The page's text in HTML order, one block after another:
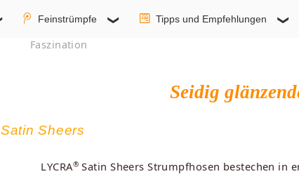
Feinstrümpfe Tipps und Empfehlungen
Faszination
Seidig
Satin Sheers
LYCRA® Satin Sheers Strumpfhosen bestechen in